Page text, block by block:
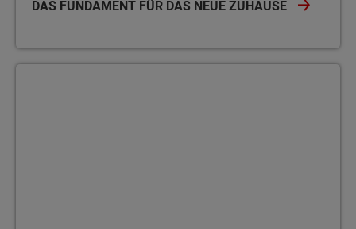
DAS FUNDAMENT FÜR DAS NEUE ZUHAUSE